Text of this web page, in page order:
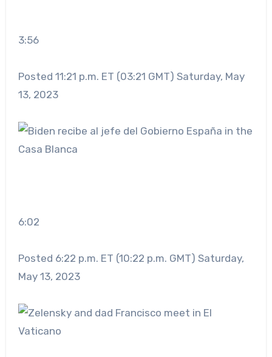
3:56
Posted 11:21 p.m. ET (03:21 GMT) Saturday, May
13, 2023
6:02
Posted 6:22 p.m. ET (10:22 p.m. GMT) Saturday,
May 13, 2023